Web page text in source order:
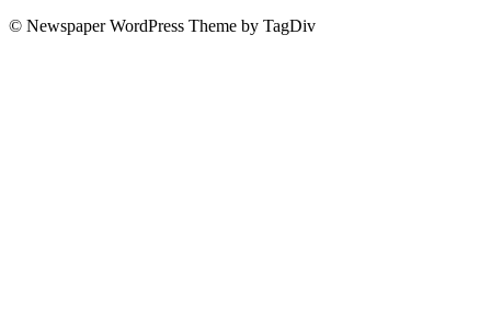
© Newspaper WordPress Theme by TagDiv